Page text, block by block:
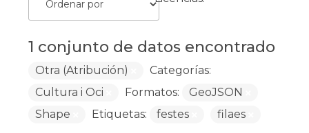
1 conjunto de datos encontrado
Otra (Atribución)
Categorías:
Cultura i Oci
Formatos:
GeoJSON
Shape
Etiquetas: festes filaes